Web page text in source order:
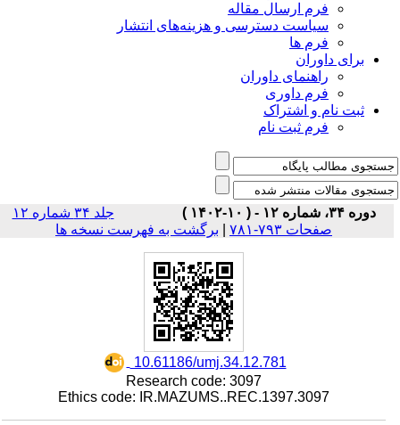
فرم ارسال مقاله
سیاست دسترسی و هزینه‌های انتشار
فرم ها
برای داوران
راهنمای داوران
فرم داوری
ثبت نام و اشتراک
فرم ثبت نام
دوره ۳۴، شماره ۱۲ - ( ۱۰-۱۴۰۲ )
جلد ۳۴ شماره ۱۲
صفحات ۷۹۳-۷۸۱
| برگشت به فهرست نسخه ها
‎ 10.61186/umj.34.12.781
Research code: 3097
Ethics code: IR.MAZUMS..REC.1397.3097